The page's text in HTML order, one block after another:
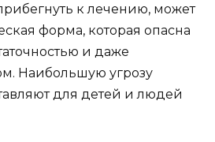
к лечению, может
форма, которая опасна
и даже
Наибольшую угрозу
для детей и людей